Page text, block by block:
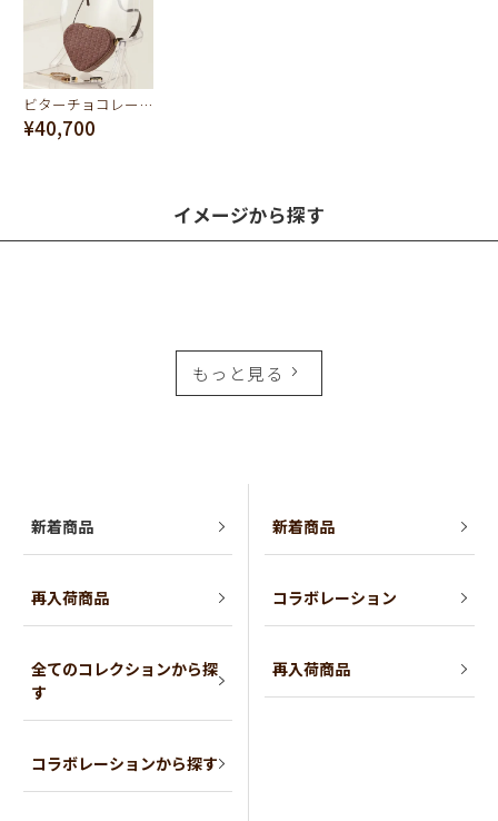
ビターチョコレート・ハート クロスボディーバッグ
¥40,700
イメージから探す
もっと見る
新着商品
再入荷商品
全てのコレクションから探
す
コラボレーションから探す
新着商品
コラボレーション
再入荷商品